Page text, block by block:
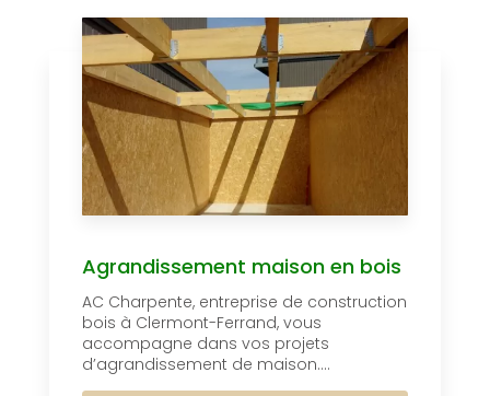
Agrandissement maison en bois
AC Charpente, entreprise de construction
bois à Clermont-Ferrand, vous
accompagne dans vos projets
d’agrandissement de maison....